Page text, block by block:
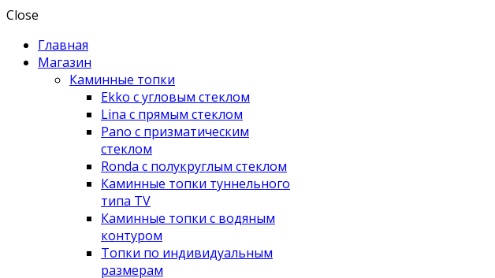
Close
Главная
Магазин
Каминные топки
Ekko с угловым стеклом
Lina с прямым стеклом
Pano с призматическим
стеклом
Ronda с полукруглым стеклом
Каминные топки туннельного
типа TV
Каминные топки с водяным
контуром
Топки по индивидуальным
размерам